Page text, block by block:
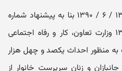
هیئت وزیران در جلسه مورخ ۱۳ / ۶ / ۱۳۹۰ ‏بنا به پیشنهاد شماره
۱۰۷/ص/۹۰ ‏مورخ ۶ / ۱ / ۱۳۹۰ وزارت تعاون، کار و رفاه اجتماعی
منظور احداث یکصد و چهل هزار
و زنان سرپرست خانوار از